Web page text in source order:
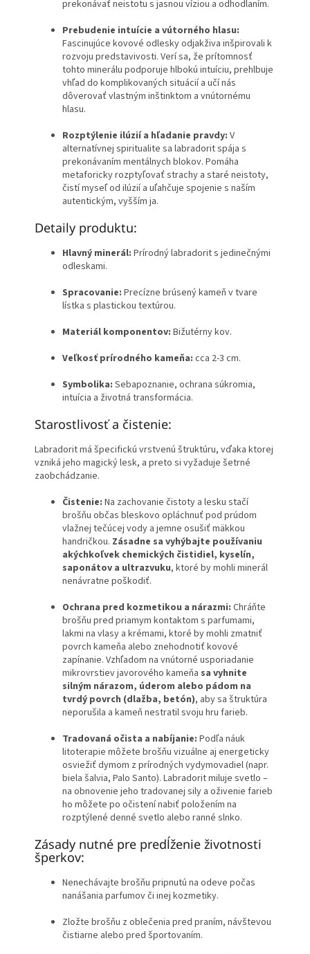
prekonávať neistotu s jasnou víziou a odhodlaním.
Prebudenie intuície a vútorného hlasu:
Fascinujúce kovové odlesky odjakživa inšpirovali k
rozvoju predstavivosti. Verí sa, že prítomnosť
tohto minerálu podporuje hlbokú intuíciu, prehlbuje
vhľad do komplikovaných situácií a učí nás
dôverovať vlastným inštinktom a vnútornému
hlasu.
Rozptýlenie ilúzií a hľadanie pravdy: V
alternatívnej spiritualite sa labradorit spája s
prekonávaním mentálnych blokov. Pomáha
metaforicky rozptyľovať strachy a staré neistoty,
čistí myseľ od ilúzií a uľahčuje spojenie s naším
autentickým, vyšším ja.
Detaily produktu:
Hlavný minerál: Prírodný labradorit s jedinečnými
odleskami.
Spracovanie: Precízne brúsený kameň v tvare
lístka s plastickou textúrou.
Materiál komponentov: Bižutérny kov.
Veľkosť prírodného kameňa: cca 2-3 cm.
Symbolika: Sebapoznanie, ochrana súkromia,
intuícia a životná transformácia.
Starostlivosť a čistenie:
Labradorit má špecifickú vrstvenú štruktúru, vďaka ktorej
vzniká jeho magický lesk, a preto si vyžaduje šetrné
zaobchádzanie.
Čistenie: Na zachovanie čistoty a lesku stačí
brošňu občas bleskovo opláchnuť pod prúdom
vlažnej tečúcej vody a jemne osušiť mäkkou
handričkou. Zásadne sa vyhýbajte používaniu
akýchkoľvek chemických čistidiel, kyselín,
saponátov a ultrazvuku, ktoré by mohli minerál
nenávratne poškodiť.
Ochrana pred kozmetikou a nárazmi: Chráňte
brošňu pred priamym kontaktom s parfumami,
lakmi na vlasy a krémami, ktoré by mohli zmatniť
povrch kameňa alebo znehodnotiť kovové
zapínanie. Vzhľadom na vnútorné usporiadanie
mikrovrstiev javorového kameňa sa vyhnite
silným nárazom, úderom alebo pádom na
tvrdý povrch (dlažba, betón), aby sa štruktúra
neporušila a kameň nestratil svoju hru farieb.
Tradovaná očista a nabíjanie: Podľa náuk
litoterapie môžete brošňu vizuálne aj energeticky
osviežiť dymom z prírodných vydymovadiel (napr.
biela šalvia, Palo Santo). Labradorit miluje svetlo –
na obnovenie jeho tradovanej sily a oživenie farieb
ho môžete po očistení nabiť položením na
rozptýlené denné svetlo alebo ranné slnko.
Zásady nutné pre predĺženie životnosti
šperkov:
Nenechávajte brošňu pripnutú na odeve počas
nanášania parfumov či inej kozmetiky.
Zložte brošňu z oblečenia pred praním, návštevou
čistiarne alebo pred športovaním.